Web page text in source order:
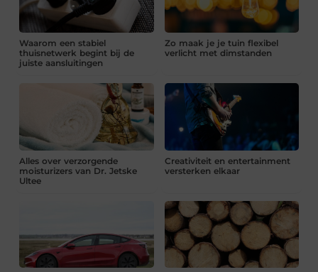
Waarom een stabiel
thuisnetwerk begint bij de
juiste aansluitingen
Zo maak je je tuin flexibel
verlicht met dimstanden
Alles over verzorgende
moisturizers van Dr. Jetske
Ultee
Creativiteit en entertainment
versterken elkaar